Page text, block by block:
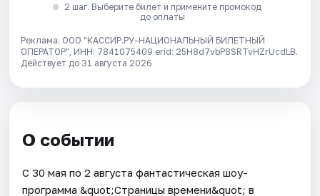
2 шаг. Выберите билет и примените промокод
до оплаты
Реклама. ООО "КАССИР.РУ-НАЦИОНАЛЬНЫЙ БИЛЕТНЫЙ
ОПЕРАТОР", ИНН: 7841075409 erid: 25H8d7vbP8SRTvHZrUcdLB.
Действует до 31 августа 2026
О событии
С 30 мая по 2 августа фантастическая шоу-
программа &quot;Страницы времени&quot; в